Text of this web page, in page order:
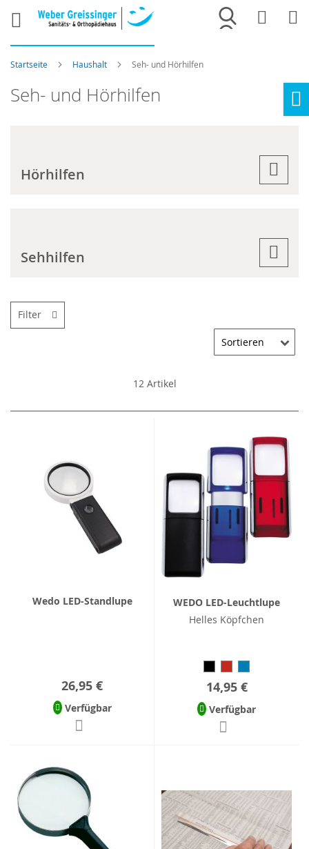
Merkliste
Startseite Haushalt Seh- und Hörhilfen
Seh- und Hörhilfen
Hörhilfen
Sehhilfen
12Artikel
Wedo LED-Standlupe
26,95 €
Verfügbar
WEDO LED-Leuchtlupe
Helles Köpfchen
14,95 €
Verfügbar
Filter